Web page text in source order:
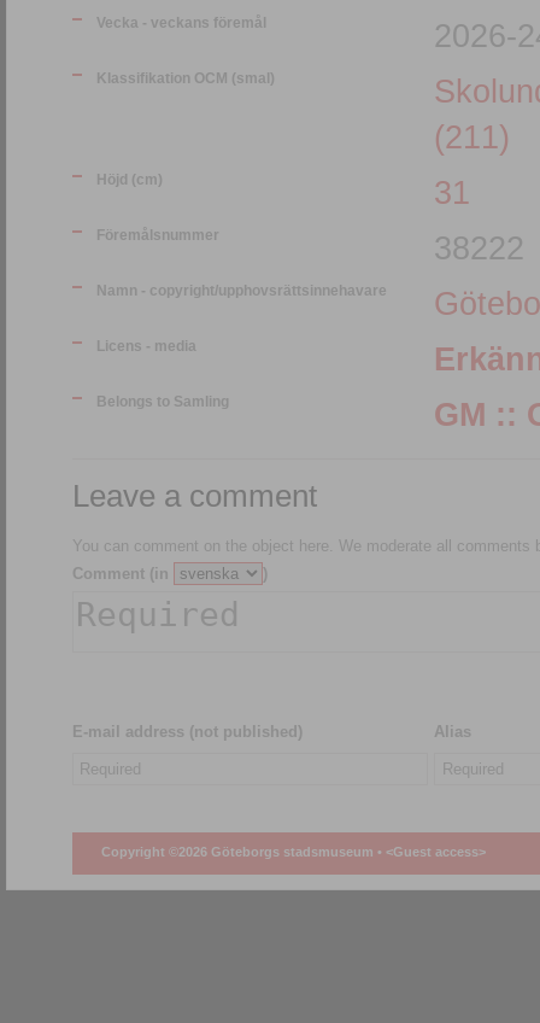
Vecka - veckans föremål 2026-
Klassifikation OCM (smal)
(211)
Höjd (cm) 31
Föremålsnummer 38222
Namn - copyright/upphovsrättsinnehavare
Licens - media
Belongs to Samling
Leave a comment
You can comment on the object here. We moderate all comments
Comment (in
)
E-mail address (not published) Alias
Copyright ©2026 Göteborgs stadsmuseum • <Guest access>